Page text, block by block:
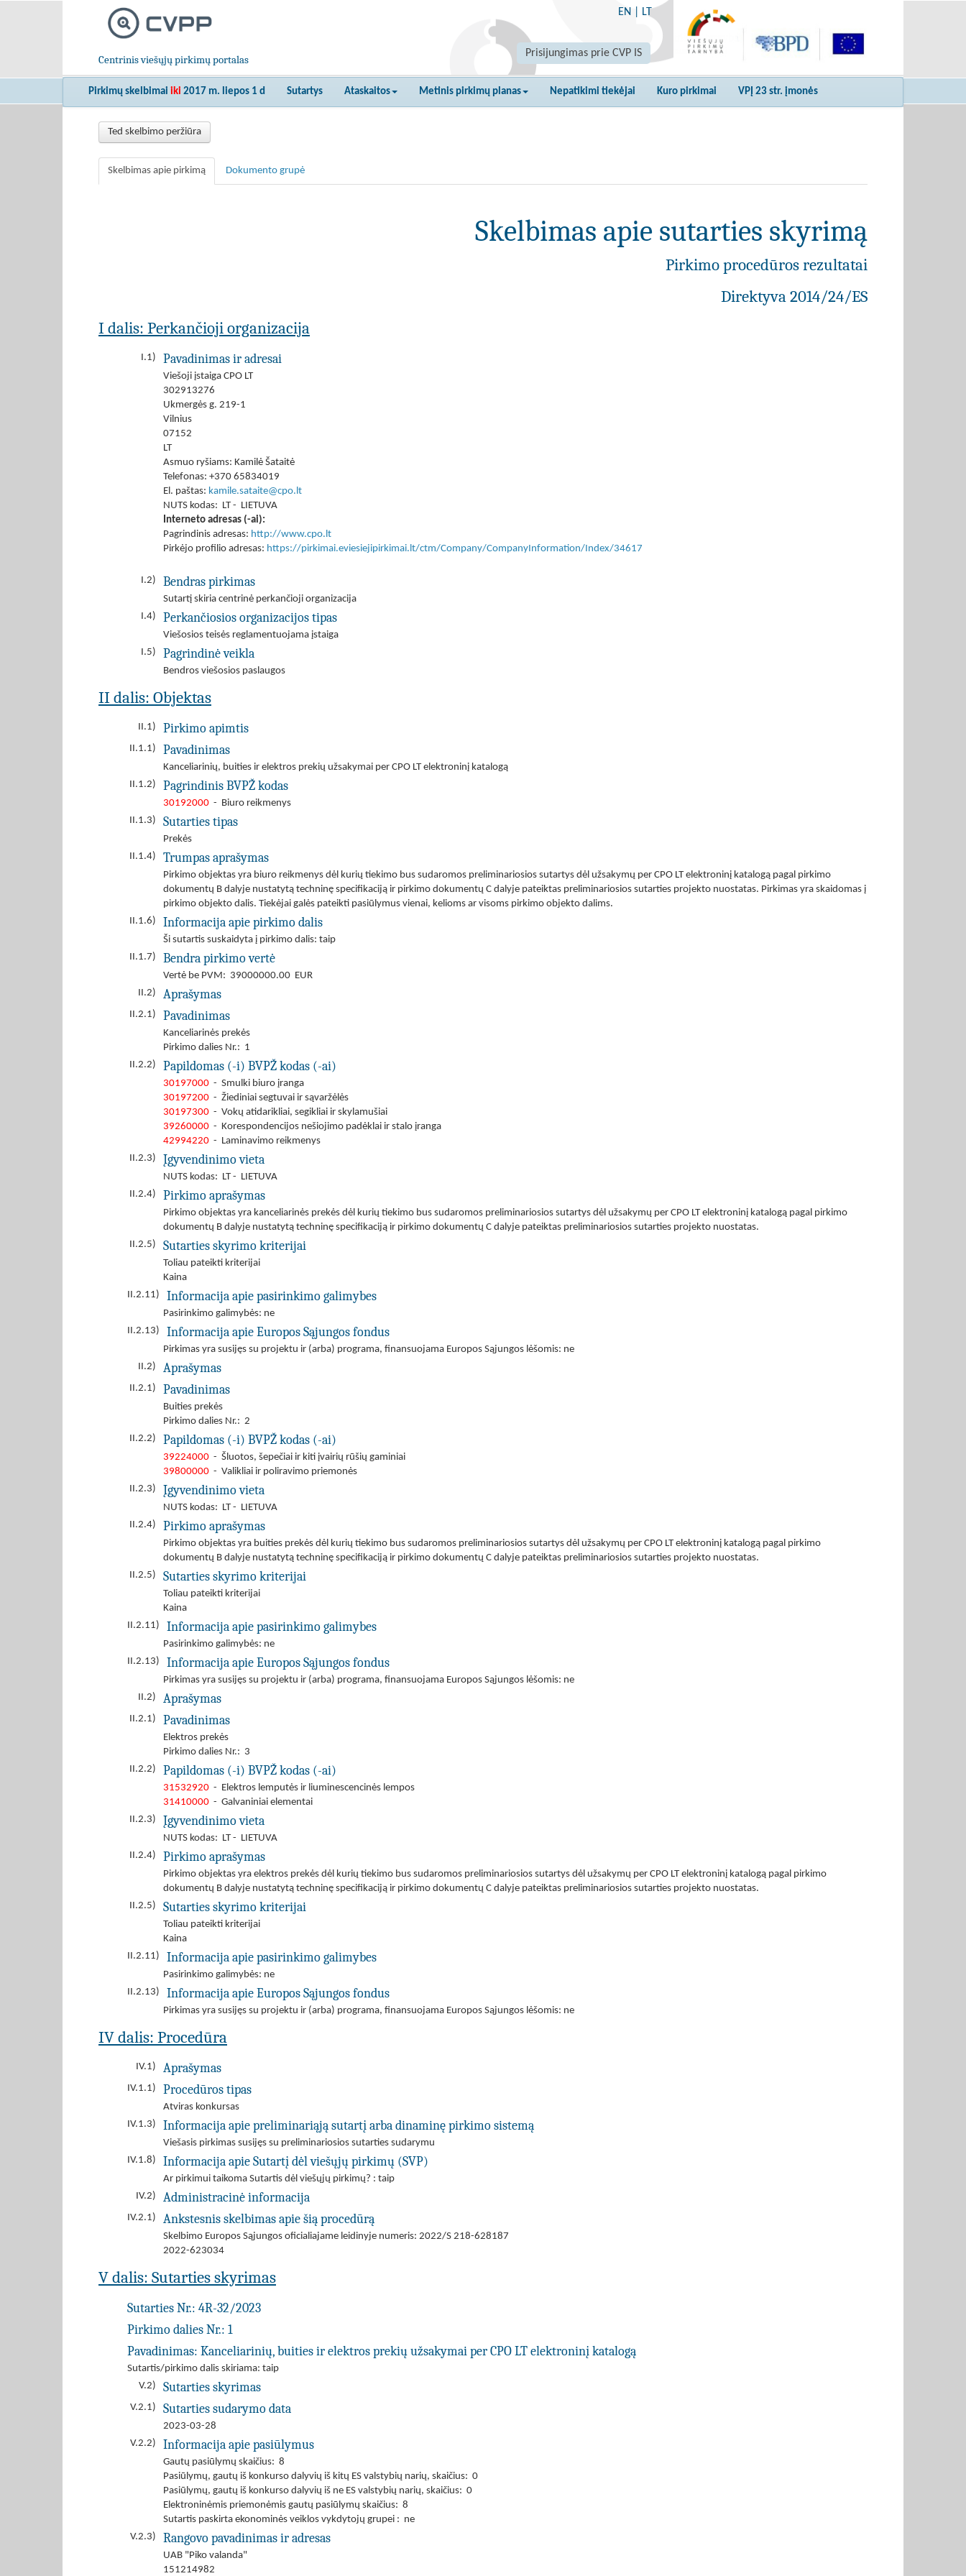
Centrinis viešųjų pirkimų portalas
EN LT
Prisijungimas prie CVP IS
Pirkimų skelbimai iki 2017 m. liepos 1 d Sutartys Ataskaitos Metinis pirkimų planas Nepatikimi tiekėjai Kuro pirkimai VPĮ 23 str. įmonės
Ted skelbimo peržiūra
Skelbimas apie pirkimą Dokumento grupė
Skelbimas apie sutarties skyrimą
Pirkimo procedūros rezultatai
Direktyva 2014/24/ES
I dalis: Perkančioji organizacija
I.1) Pavadinimas ir adresai
Viešoji įstaiga CPO LT
302913276
Ukmergės g. 219-1
Vilnius
07152
LT
Asmuo ryšiams: Kamilė Šataitė
Telefonas: +370 65834019
El. paštas: kamile.sataite@cpo.lt
NUTS kodas: LT - LIETUVA
Interneto adresas (-ai):
Pagrindinis adresas: http://www.cpo.lt
Pirkėjo profilio adresas: https://pirkimai.eviesiejipirkimai.lt/ctm/Company/CompanyInformation/Index/34617
I.2) Bendras pirkimas
Sutartį skiria centrinė perkančioji organizacija
I.4)
Perkančiosios organizacijos tipas
Viešosios teisės reglamentuojama įstaiga
I.5)
Pagrindinė veikla
Bendros viešosios paslaugos
II dalis: Objektas
II.1) Pirkimo apimtis
II.1.1) Pavadinimas
Kanceliarinių, buities ir elektros prekių užsakymai per CPO LT elektroninį katalogą
II.1.2)
Pagrindinis BVPŽ kodas
30192000 - Biuro reikmenys
II.1.3)
Sutarties tipas
Prekės
II.1.4)
Trumpas aprašymas
Pirkimo objektas yra biuro reikmenys dėl kurių tiekimo bus sudaromos preliminariosios sutartys dėl užsakymų per CPO LT elektroninį katalogą pagal pirkimo
dokumentų B dalyje nustatytą techninę specifikaciją ir pirkimo dokumentų C dalyje pateiktas preliminariosios sutarties projekto nuostatas. Pirkimas yra skaidomas į
pirkimo objekto dalis. Tiekėjai galės pateikti pasiūlymus vienai, kelioms ar visoms pirkimo objekto dalims.
II.1.6)
Informacija apie pirkimo dalis
Ši sutartis suskaidyta į pirkimo dalis: taip
II.1.7)
Bendra pirkimo vertė
Vertė be PVM: 39000000.00 EUR
II.2)
Aprašymas
II.2.1) Pavadinimas
Kanceliarinės prekės
Pirkimo dalies Nr.: 1
II.2.2)
Papildomas (-i) BVPŽ kodas (-ai)
30197000 - Smulki biuro įranga
30197200 - Žiediniai segtuvai ir sąvaržėlės
30197300 - Vokų atidarikliai, segikliai ir skylamušiai
39260000 - Korespondencijos nešiojimo padėklai ir stalo įranga
42994220 - Laminavimo reikmenys
II.2.3)
Įgyvendinimo vieta
NUTS kodas: LT - LIETUVA
II.2.4)
Pirkimo aprašymas
Pirkimo objektas yra kanceliarinės prekės dėl kurių tiekimo bus sudaromos preliminariosios sutartys dėl užsakymų per CPO LT elektroninį katalogą pagal pirkimo
dokumentų B dalyje nustatytą techninę specifikaciją ir pirkimo dokumentų C dalyje pateiktas preliminariosios sutarties projekto nuostatas.
II.2.5)
Sutarties skyrimo kriterijai
Toliau pateikti kriterijai
Kaina
II.2.11)
Informacija apie pasirinkimo galimybes
Pasirinkimo galimybės: ne
II.2.13)
Informacija apie Europos Sąjungos fondus
Pirkimas yra susijęs su projektu ir (arba) programa, finansuojama Europos Sąjungos lėšomis: ne
II.2)
Aprašymas
II.2.1) Pavadinimas
Buities prekės
Pirkimo dalies Nr.: 2
II.2.2)
Papildomas (-i) BVPŽ kodas (-ai)
39224000 - Šluotos, šepečiai ir kiti įvairių rūšių gaminiai
39800000 - Valikliai ir poliravimo priemonės
II.2.3)
Įgyvendinimo vieta
NUTS kodas: LT - LIETUVA
II.2.4)
Pirkimo aprašymas
Pirkimo objektas yra buities prekės dėl kurių tiekimo bus sudaromos preliminariosios sutartys dėl užsakymų per CPO LT elektroninį katalogą pagal pirkimo
dokumentų B dalyje nustatytą techninę specifikaciją ir pirkimo dokumentų C dalyje pateiktas preliminariosios sutarties projekto nuostatas.
II.2.5)
Sutarties skyrimo kriterijai
Toliau pateikti kriterijai
Kaina
II.2.11)
Informacija apie pasirinkimo galimybes
Pasirinkimo galimybės: ne
II.2.13)
Informacija apie Europos Sąjungos fondus
Pirkimas yra susijęs su projektu ir (arba) programa, finansuojama Europos Sąjungos lėšomis: ne
II.2)
Aprašymas
II.2.1) Pavadinimas
Elektros prekės
Pirkimo dalies Nr.: 3
II.2.2)
Papildomas (-i) BVPŽ kodas (-ai)
31532920 - Elektros lemputės ir liuminescencinės lempos
31410000 - Galvaniniai elementai
II.2.3)
Įgyvendinimo vieta
NUTS kodas: LT - LIETUVA
II.2.4)
Pirkimo aprašymas
Pirkimo objektas yra elektros prekės dėl kurių tiekimo bus sudaromos preliminariosios sutartys dėl užsakymų per CPO LT elektroninį katalogą pagal pirkimo
dokumentų B dalyje nustatytą techninę specifikaciją ir pirkimo dokumentų C dalyje pateiktas preliminariosios sutarties projekto nuostatas.
II.2.5)
Sutarties skyrimo kriterijai
Toliau pateikti kriterijai
Kaina
II.2.11)
Informacija apie pasirinkimo galimybes
Pasirinkimo galimybės: ne
II.2.13)
Informacija apie Europos Sąjungos fondus
Pirkimas yra susijęs su projektu ir (arba) programa, finansuojama Europos Sąjungos lėšomis: ne
IV dalis: Procedūra
IV.1) Aprašymas
IV.1.1) Procedūros tipas
Atviras konkursas
IV.1.3)
Informacija apie preliminariąją sutartį arba dinaminę pirkimo sistemą
Viešasis pirkimas susijęs su preliminariosios sutarties sudarymu
IV.1.8)
Informacija apie Sutartį dėl viešųjų pirkimų (SVP)
Ar pirkimui taikoma Sutartis dėl viešųjų pirkimų? : taip
IV.2)
Administracinė informacija
IV.2.1) Ankstesnis skelbimas apie šią procedūrą
Skelbimo Europos Sąjungos oficialiajame leidinyje numeris: 2022/S 218-628187
2022-623034
V dalis: Sutarties skyrimas
Sutarties Nr.: 4R-32/2023
Pirkimo dalies Nr.: 1
Pavadinimas: Kanceliarinių, buities ir elektros prekių užsakymai per CPO LT elektroninį katalogą
Sutartis/pirkimo dalis skiriama: taip
V.2)
Sutarties skyrimas
V.2.1) Sutarties sudarymo data
2023-03-28
V.2.2)
Informacija apie pasiūlymus
Gautų pasiūlymų skaičius: 8
Pasiūlymų, gautų iš konkurso dalyvių iš kitų ES valstybių narių, skaičius: 0
Pasiūlymų, gautų iš konkurso dalyvių iš ne ES valstybių narių, skaičius: 0
Elektroninėmis priemonėmis gautų pasiūlymų skaičius: 8
Sutartis paskirta ekonominės veiklos vykdytojų grupei : ne
V.2.3)
Rangovo pavadinimas ir adresas
UAB "Piko valanda"
151214982